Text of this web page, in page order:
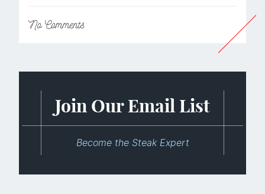
NoComments
Join Our Email List
Become the Steak Expert